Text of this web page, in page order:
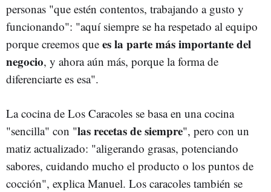
personas "que estén contentos, trabajando a gusto y
funcionando": "aquí siempre se ha respetado al equipo
porque creemos que es la parte más importante del
negocio, y ahora aún más, porque la forma de
diferenciarte es esa".
La cocina de Los Caracoles se basa en una cocina
"sencilla" con "las recetas de siempre", pero con un
matiz actualizado: "aligerando grasas, potenciando
sabores, cuidando mucho el producto o los puntos de
cocción", explica Manuel. Los caracoles también se